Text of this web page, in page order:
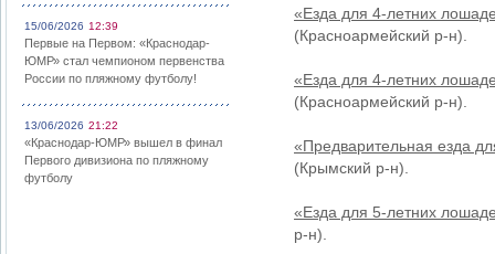
15/06/2026 12:39
Первые на Первом: «Краснодар-
ЮМР» стал чемпионом первенства
России по пляжному футболу!
13/06/2026 21:22
«Краснодар-ЮМР» вышел в финал
Первого дивизиона по пляжному
футболу
«Езда для 4-летних
(Красноармейский р-н).
«Езда для 4-летних
(Красноармейский р-н).
«Предварительная езда
(Крымский р-н).
«Езда для 5-летних
р-н).